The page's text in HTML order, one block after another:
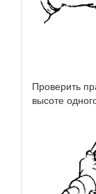
Проверить
высоте